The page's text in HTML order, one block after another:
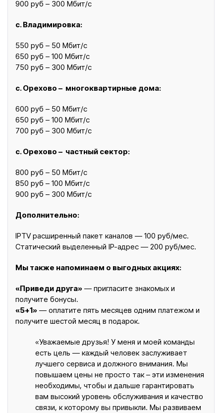
900 руб – 300 Мбит/с
с. Владимировка:
550 руб – 50 Мбит/с
650 руб – 100 Мбит/с
750 руб – 300 Мбит/с
с. Орехово – многоквартирные дома:
600 руб – 50 Мбит/с
650 руб – 100 Мбит/с
700 руб – 300 Мбит/с
с. Орехово – частный сектор:
800 руб – 50 Мбит/с
850 руб – 100 Мбит/с
900 руб – 300 Мбит/с
Дополнительно:
IPTV расширенный пакет каналов — 100 руб/мес.
Статический выделенный IP-адрес — 200 руб/мес.
Мы также напоминаем о выгодных акциях:
«Приведи друга» — пригласите знакомых и
получите бонусы.
«5+1» — оплатите пять месяцев одним платежом и
получите шестой месяц в подарок.
«Уважаемые друзья! У меня и моей команды
есть цель — каждый человек заслуживает
лучшего сервиса и должного внимания. Мы
повышаем цены не просто так – эти изменения
необходимы, чтобы и дальше гарантировать
вам высокий уровень обслуживания и качество
связи, к которому вы привыкли. Мы развиваем